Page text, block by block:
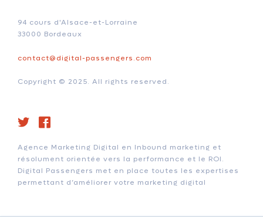
94 cours d'Alsace-et-Lorraine
33000 Bordeaux
contact@digital-passengers.com
Copyright © 2025. All rights reserved.
Agence Marketing Digital en Inbound marketing et
résolument orientée vers la performance et le ROI.
Digital Passengers met en place toutes les expertises
permettant d’améliorer votre marketing digital